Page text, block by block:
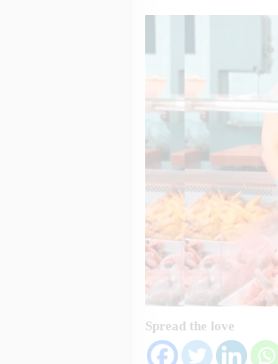
Spread the love